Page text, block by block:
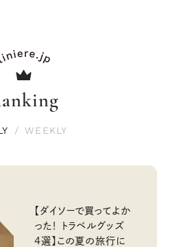
/ WEEKLY
【ダイソーで買ってよか
った！ トラベルグッズ
4選】この夏の旅行に